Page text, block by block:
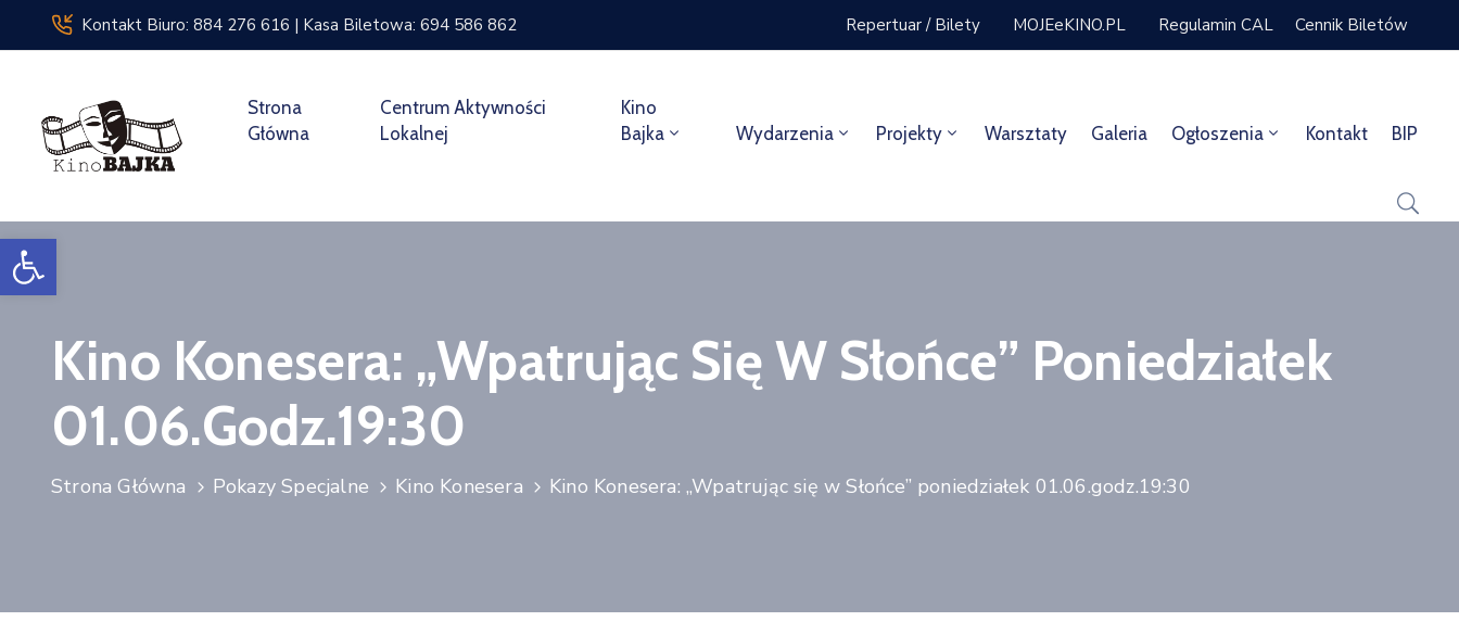
Open toolbar
Kontakt Biuro: 884 276 616 | Kasa Biletowa: 694 586 862 Repertuar / Bilety MOJEeKINO.PL Regulamin CAL Cennik Biletów
Strona
Główna
Centrum Aktywności
Lokalnej
Kino
Bajka
Wydarzenia Projekty Warsztaty Galeria Ogłoszenia Kontakt BIP
Kino Konesera: „Wpatrując Się W Słońce” Poniedziałek
01.06.godz.19:30
Strona Główna Pokazy Specjalne Kino Konesera Kino Konesera: „Wpatrując się w Słońce” poniedziałek 01.06.godz.19:30